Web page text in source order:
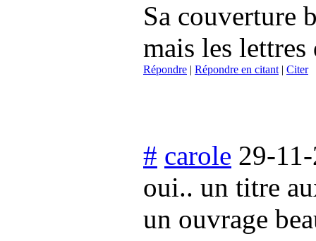
Sa couverture
mais les lettres
Répondre | Répondre en citant| Citer
# carole 29-
oui.. un titre
un ouvrage